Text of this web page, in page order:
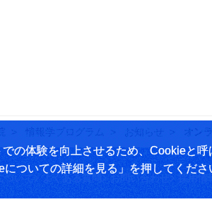
の体験を向上させるため、Cookieと
ついての詳細を見る」を押してくださ
情報学プログラム お知らせ オン
ついて よくある質問 お問い合わせ 採用情報